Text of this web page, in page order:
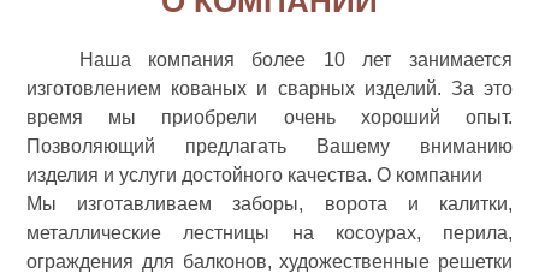
Наша компания более 10 лет занимается
изготовлением кованых и сварных изделий. За это
время мы приобрели очень хороший опыт.
Позволяющий предлагать Вашему вниманию
изделия и услуги достойного качества. О компании
Мы изготавливаем заборы, ворота и калитки,
металлические лестницы на косоурах, перила,
ограждения для балконов, художественные решетки